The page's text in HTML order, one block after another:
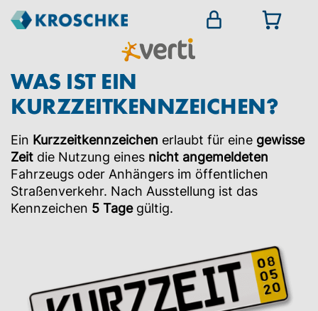
WAS IST EIN
KURZZEITKENNZEICHEN?
Ein Kurzzeitkennzeichen erlaubt für eine gewisse
Zeit die Nutzung eines nicht angemeldeten
Fahrzeugs oder Anhängers im öffentlichen
Straßenverkehr. Nach Ausstellung ist das
Kennzeichen 5 Tagegültig.